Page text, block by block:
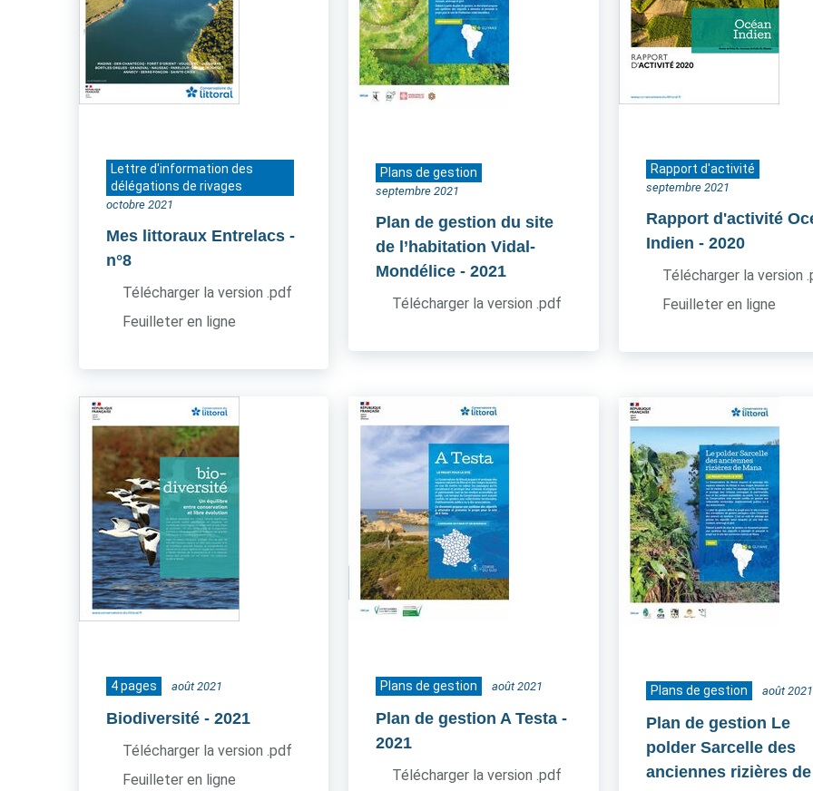
Lettre d'information des
délégations de rivages
octobre 2021
Mes littoraux Entrelacs -
n°8
Télécharger la version .pdf
Feuilleter en ligne
Plans de gestion
septembre 2021
Plan de gestion du site
de l’habitation Vidal-
Mondélice - 2021
Télécharger la version .pdf
Rapport d'activité
septembre 2021
Rapport d'activité
Indien - 2020
Télécharger la version
Feuilleter en ligne
4 pages août 2021
Biodiversité - 2021
Télécharger la version .pdf
Feuilleter en ligne
Plans de gestion août 2021
Plan de gestion A Testa -
2021
Télécharger la version .pdf
Plans de gestion août 2021
Plan de gestion Le
polder Sarcelle des
anciennes rizières de